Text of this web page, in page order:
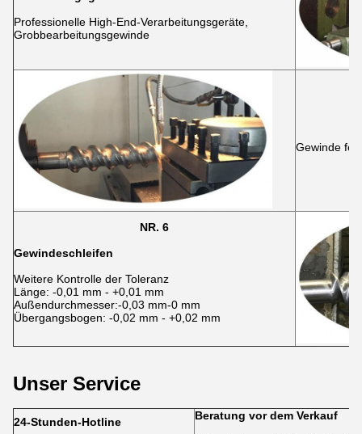
Professionelle High-End-Verarbeitungsgeräte,
Grobbearbeitungsgewinde
Gewinde
NR. 6
Gewindeschleifen
Weitere Kontrolle der Toleranz
Länge: -0,01 mm - +0,01 mm
Außendurchmesser:-0,03 mm-0 mm
Übergangsbogen: -0,02 mm - +0,02 mm
Unser Service
24-Stunden-Hotline
Beratung vor dem Verkauf